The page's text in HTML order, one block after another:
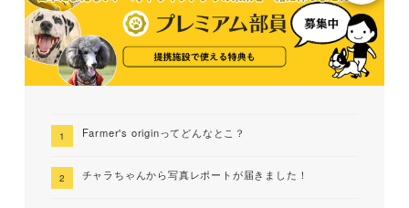
Farmer's originってどんなとこ？
チャラちゃんから写真レポートが届きました！